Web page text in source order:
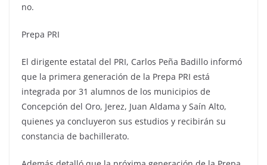
no.
Prepa PRI
El dirigente estatal del PRI, Carlos Peña Badillo informó
que la primera generación de la Prepa PRI está
integrada por 31 alumnos de los municipios de
Concepción del Oro, Jerez, Juan Aldama y Saín Alto,
quienes ya concluyeron sus estudios y recibirán su
constancia de bachillerato.